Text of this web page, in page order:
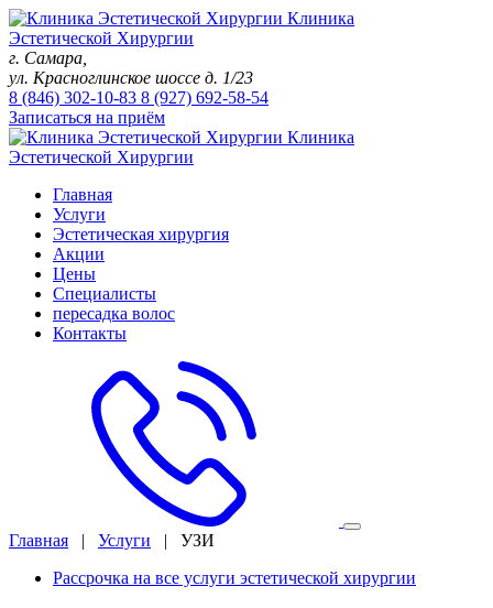
Клиника
Эстетической Хирургии
г. Самара,
ул. Красноглинское шоссе д. 1/23
8 (846) 302-10-83 8 (927) 692-58-54
Записаться на приём
Клиника
Эстетической Хирургии
Главная
Услуги
Эстетическая хирургия
Акции
Цены
Специалисты
пересадка волос
Контакты
Главная | Услуги | УЗИ
Рассрочка на все услуги эстетической хирургии